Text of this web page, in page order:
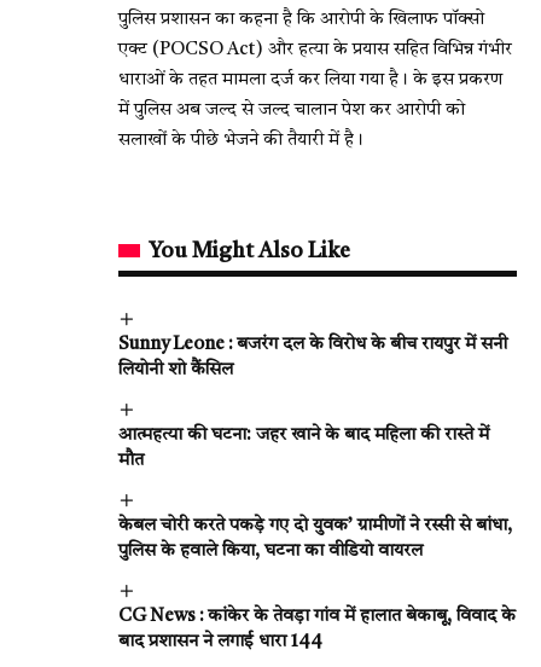
पुलिस प्रशासन का कहना है कि आरोपी के खिलाफ पॉक्सो
एक्ट (POCSO Act) और हत्या के प्रयास सहित विभिन्न गंभीर
धाराओं के तहत मामला दर्ज कर लिया गया है। के इस प्रकरण
में पुलिस अब जल्द से जल्द चालान पेश कर आरोपी को
सलाखों के पीछे भेजने की तैयारी में है।
You Might Also Like
Sunny Leone : बजरंग दल के विरोध के बीच रायपुर में सनी
लियोनी शो कैंसिल
आत्महत्या की घटना: जहर खाने के बाद महिला की रास्ते में
मौत
केबल चोरी करते पकड़े गए दो युवक’ ग्रामीणों ने रस्सी से बांधा,
पुलिस के हवाले किया, घटना का वीडियो वायरल
CG News : कांकेर के तेवड़ा गांव में हालात बेकाबू, विवाद के
बाद प्रशासन ने लगाई धारा 144